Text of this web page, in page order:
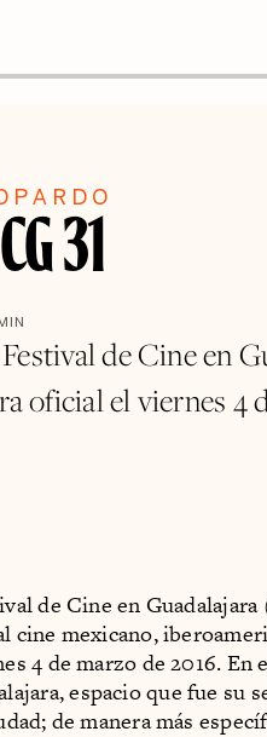
31
de Cine en
oficial el viernes 4
de Cine en
cine mexicano,
4 de marzo de 2016. En
espacio que fue su
de manera más